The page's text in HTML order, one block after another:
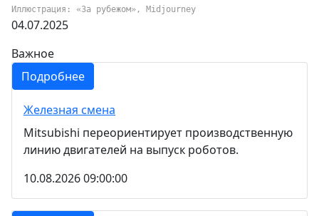
Иллюстрация: «За рубежом», Midjourney
04.07.2025
Важное
Подробнее
Железная смена
Mitsubishi переориентирует производственную
линию двигателей на выпуск роботов.
10.08.2026 09:00:00